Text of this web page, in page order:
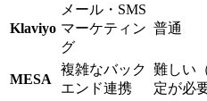
Klaviyo
メール・SMS
マーケティン
グ
普通
MESA
複雑なバック
エンド連携
難しい
定が必